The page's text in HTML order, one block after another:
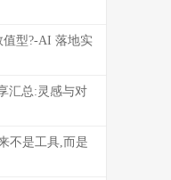
型?-AI 落地实
汇总:灵感与对
不是工具,而是